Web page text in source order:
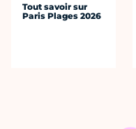
Tout savoir sur
Paris Plages 2026